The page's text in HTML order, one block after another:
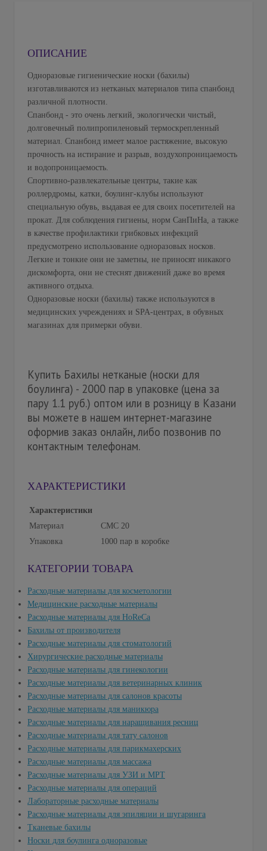
ОПИСАНИЕ
Одноразовые гигиенические носки (бахилы)
изготавливаются из нетканых материалов типа спанбонд
различной плотности.
Спанбонд - это очень легкий, экологически чистый,
долговечный полипропиленовый термоскрепленный
материал. Спанбонд имеет малое растяжение, высокую
прочность на истирание и разрыв, воздухопроницаемость
и водопроницаемость.
Спортивно-развлекательные центры, такие как
роллердромы, катки, боулинг-клубы используют
специальную обувь, выдавая ее для своих посетителей на
прокат. Для соблюдения гигиены, норм СанПиНа, а также
в качестве профилактики грибковых инфекций
предусмотрено использование одноразовых носков.
Легкие и тонкие они не заметны, не приносят никакого
дискомфорта, они не стеснят движений даже во время
активного отдыха.
Одноразовые носки (бахилы) также используются в
медицинских учреждениях и SPA-центрах, в обувных
магазинах для примерки обуви.
Купить Бахилы нетканые (носки для
боулинга) - 2000 пар в упаковке (цена за
пару 1.1 руб.) оптом или в розницу в Казани
вы можете в нашем интернет-магазине
оформив заказ онлайн, либо позвонив по
контактным телефонам.
ХАРАКТЕРИСТИКИ
Характеристики
Материал
СМС 20
Упаковка
1000 пар в коробке
КАТЕГОРИИ ТОВАРА
Расходные материалы для косметологии
Медицинские расходные материалы
Расходные материалы для HoReCa
Бахилы от производителя
Расходные материалы для стоматологий
Хирургические расходные материалы
Расходные материалы для гинекологии
Расходные материалы для ветеринарных клиник
Расходные материалы для салонов красоты
Расходные материалы для маникюра
Расходные материалы для наращивания ресниц
Расходные материалы для тату салонов
Расходные материалы для парикмахерских
Расходные материалы для массажа
Расходные материалы для УЗИ и МРТ
Расходные материалы для операций
Лабораторные расходные материалы
Расходные материалы для эпиляции и шугаринга
Тканевые бахилы
Носки для боулинга одноразовые